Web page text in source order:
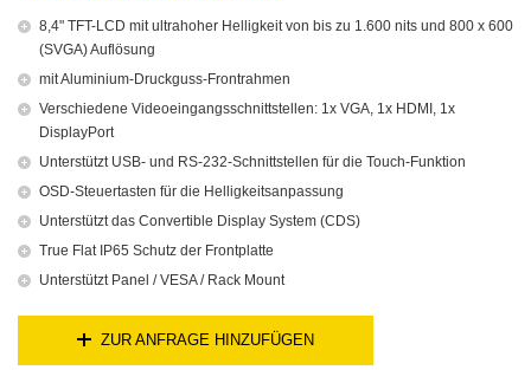
8,4" TFT-LCD mit ultrahoher Helligkeit von bis zu 1.600 nits und 800 x 600
(SVGA) Auflösung
mit Aluminium-Druckguss-Frontrahmen
Verschiedene Videoeingangsschnittstellen: 1x VGA, 1x HDMI, 1x
DisplayPort
Unterstützt USB- und RS-232-Schnittstellen für die Touch-Funktion
OSD-Steuertasten für die Helligkeitsanpassung
Unterstützt das Convertible Display System (CDS)
True Flat IP65 Schutz der Frontplatte
Unterstützt Panel / VESA / Rack Mount
ZUR ANFRAGE HINZUFÜGEN